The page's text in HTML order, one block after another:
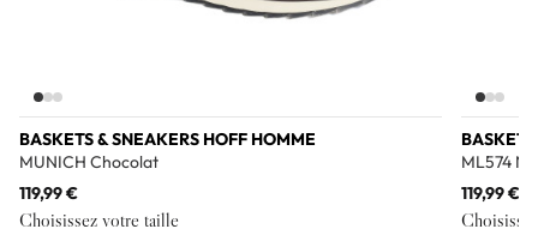
BASKETS & SNEAKERS HOFF HOMME
MUNICH Chocolat
119,99 €
Choisissez votre taille
ML574
119,99 €